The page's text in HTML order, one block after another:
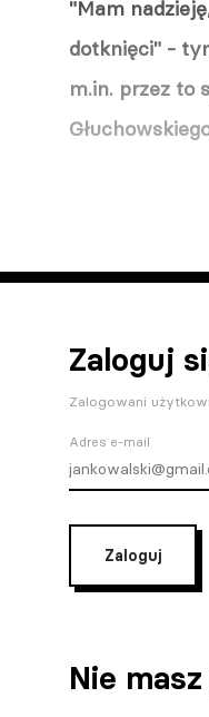
"Mam
dotknięci" -
m.in. przez to
Zaloguj
Zalogowani
Adres e-mail
Zaloguj
Nie